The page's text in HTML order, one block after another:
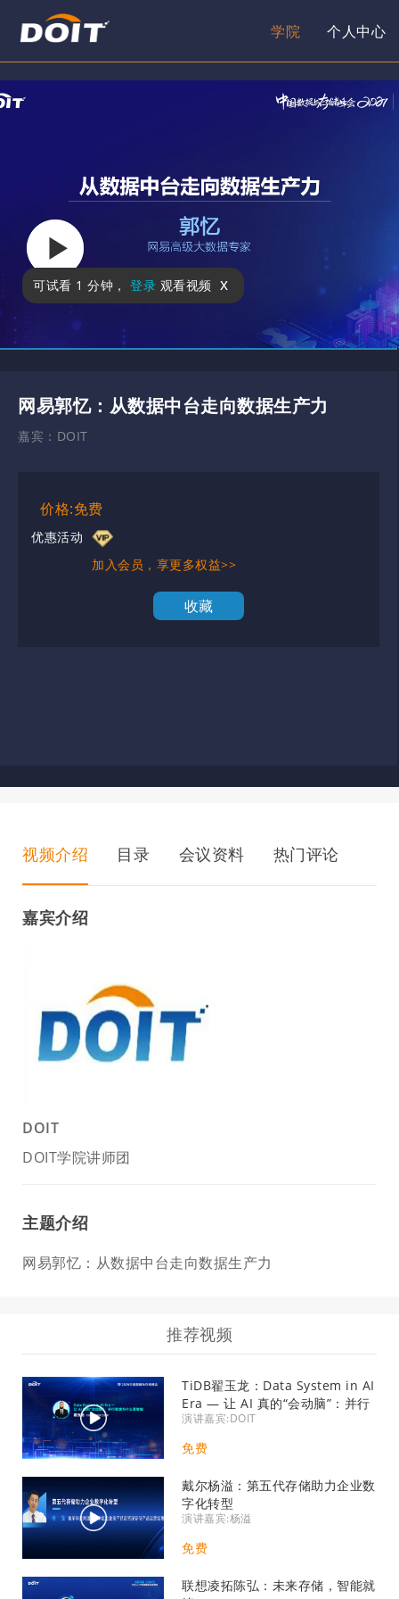
学院 个人中心
可试看 1 分钟 ， 登录 观看视频 x
网易郭忆：从数据中台走向数据生产力
嘉宾： DOIT
价格:免费
优惠活动
加入会员，享更多权益>>
收藏
视频介绍 目录 会议资料 热门评论
嘉宾介绍
DOIT
DOIT学院讲师团
主题介绍
网易郭忆：从数据中台走向数据生产力
推荐视频
TiDB翟玉龙：Data System in AI
Era — 让 AI 真的“会动脑”：并行
推演为什么更智能
演讲嘉宾:DOIT
免费
戴尔杨溢：第五代存储助力企业数
字化转型
演讲嘉宾:杨溢
免费
联想凌拓陈弘：未来存储，智能就